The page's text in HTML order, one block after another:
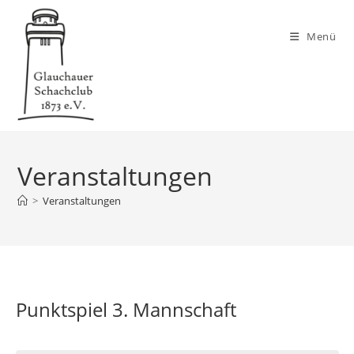
Inhalt
springen
Menü
Veranstaltungen
> Veranstaltungen
Punktspiel 3. Mannschaft